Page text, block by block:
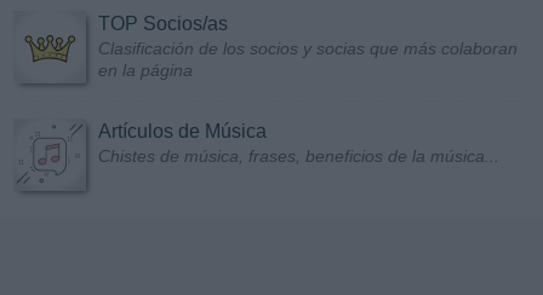
TOP Socios/as
Clasificación de los socios y socias que más colaboran
en la página
Artículos de Música
Chistes de música, frases, beneficios de la música...